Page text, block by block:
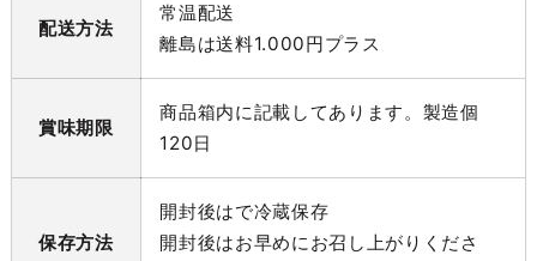
配送方法
常温配送
離島は送料1.000円プラス
賞味期限
商品箱内に記載してあります。製造個
120日
保存方法
開封後はで冷蔵保存
開封後はお早めにお召し上がりくださ